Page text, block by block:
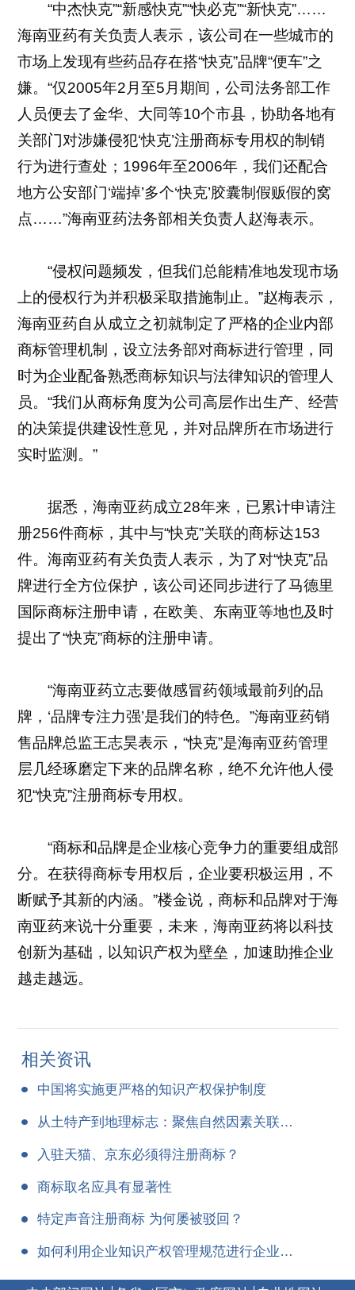
“中杰快克”“新感快克”“快必克”“新快克”……
海南亚药有关负责人表示，该公司在一些城市的
市场上发现有些药品存在搭“快克”品牌“便车”之
嫌。“仅2005年2月至5月期间，公司法务部工作
人员便去了金华、大同等10个市县，协助各地有
关部门对涉嫌侵犯‘快克’注册商标专用权的制销
行为进行查处；1996年至2006年，我们还配合
地方公安部门‘端掉’多个‘快克’胶囊制假贩假的窝
点……”海南亚药法务部相关负责人赵海表示。
“侵权问题频发，但我们总能精准地发现市场
上的侵权行为并积极采取措施制止。”赵梅表示，
海南亚药自从成立之初就制定了严格的企业内部
商标管理机制，设立法务部对商标进行管理，同
时为企业配备熟悉商标知识与法律知识的管理人
员。“我们从商标角度为公司高层作出生产、经营
的决策提供建设性意见，并对品牌所在市场进行
实时监测。”
据悉，海南亚药成立28年来，已累计申请注
册256件商标，其中与“快克”关联的商标达153
件。海南亚药有关负责人表示，为了对“快克”品
牌进行全方位保护，该公司还同步进行了马德里
国际商标注册申请，在欧美、东南亚等地也及时
提出了“快克”商标的注册申请。
“海南亚药立志要做感冒药领域最前列的品
牌，‘品牌专注力强’是我们的特色。”海南亚药销
售品牌总监王志昊表示，“快克”是海南亚药管理
层几经琢磨定下来的品牌名称，绝不允许他人侵
犯“快克”注册商标专用权。
“商标和品牌是企业核心竞争力的重要组成部
分。在获得商标专用权后，企业要积极运用，不
断赋予其新的内涵。”楼金说，商标和品牌对于海
南亚药来说十分重要，未来，海南亚药将以科技
创新为基础，以知识产权为壁垒，加速助推企业
越走越远。
相关资讯
中国将实施更严格的知识产权保护制度
从土特产到地理标志：聚焦自然因素关联积累 专业指导推动双轨申报提质
入驻天猫、京东必须得注册商标？
商标取名应具有显著性
特定声音注册商标 为何屡被驳回？
如何利用企业知识产权管理规范进行企业知识产权管理？